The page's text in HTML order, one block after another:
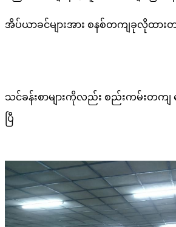
အိပ်ယာခင်များအား စနစ်တကျခုလိုထား
သင်ခန်းစာများကိုလည်း စည်းကမ်းတက
ပြီ